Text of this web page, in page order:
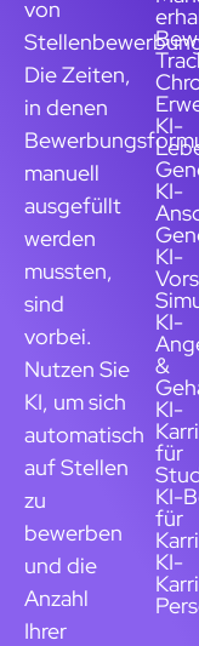
von
Die Zeiten,
in denen
manuell
ausgefüllt
werden
mussten,
sind
vorbei.
Nutzen Sie
KI, um sich
automatisch
auf Stellen
zu
bewerben
und die
Anzahl
Ihrer
KI-
KI-
KI-
KI-
&
KI-
für
KI-
für
KI-